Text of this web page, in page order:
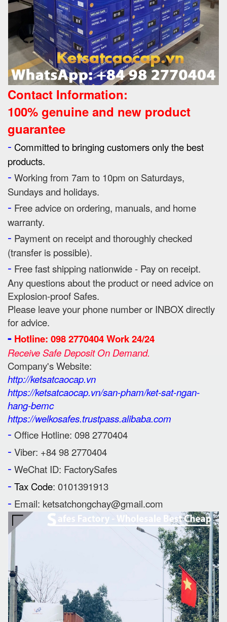
Contact Information:
100% genuine and new product
guarantee
- Committed to bringing customers only the best
products.
- Working from 7am to 10pm on Saturdays,
Sundays and holidays.
- Free advice on ordering, manuals, and home
warranty.
- Payment on receipt and thoroughly checked
(transfer is possible).
- Free fast shipping nationwide - Pay on receipt.
Any questions about the product or need advice on
Explosion-proof Safes.
Please leave your phone number or INBOX directly
for advice.
- Hotline: 098 2770404 Work 24/24
Receive Safe Deposit On Demand.
Company's Website:
http://ketsatcaocap.vn
https://ketsatcaocap.vn/san-pham/ket-sat-ngan-
hang-bemc
https://welkosafes.trustpass.alibaba.com
- Office Hotline: 098 2770404
- Viber: +84 98 2770404
- WeChat ID: FactorySafes
- Tax Code: 0101391913
- Email: ketsatchongchay@gmail.com